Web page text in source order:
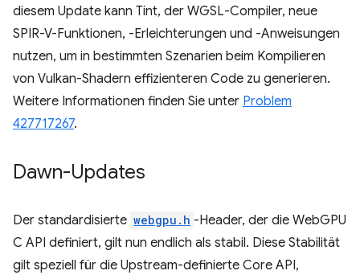
diesem Update kann Tint, der WGSL-Compiler, neue
SPIR-V-Funktionen, -Erleichterungen und -Anweisungen
nutzen, um in bestimmten Szenarien beim Kompilieren
von Vulkan-Shadern effizienteren Code zu generieren.
Weitere Informationen finden Sie unter Problem
427717267.
Dawn-Updates
Der standardisierte webgpu.h -Header, der die WebGPU
C API definiert, gilt nun endlich als stabil. Diese Stabilität
gilt speziell für die Upstream-definierte Core API,